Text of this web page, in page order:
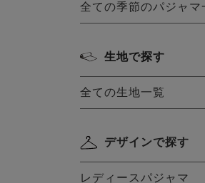
全ての季節のパジャマ
生地で探す
全ての生地一覧
デザインで探す
レディースパジャマ